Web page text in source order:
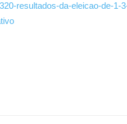
resultados-da-eleicao-de-1-